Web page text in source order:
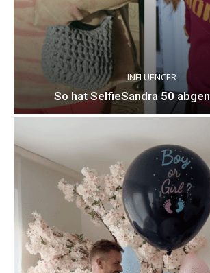
INFLUENCER
So hat SelfieSandra 50